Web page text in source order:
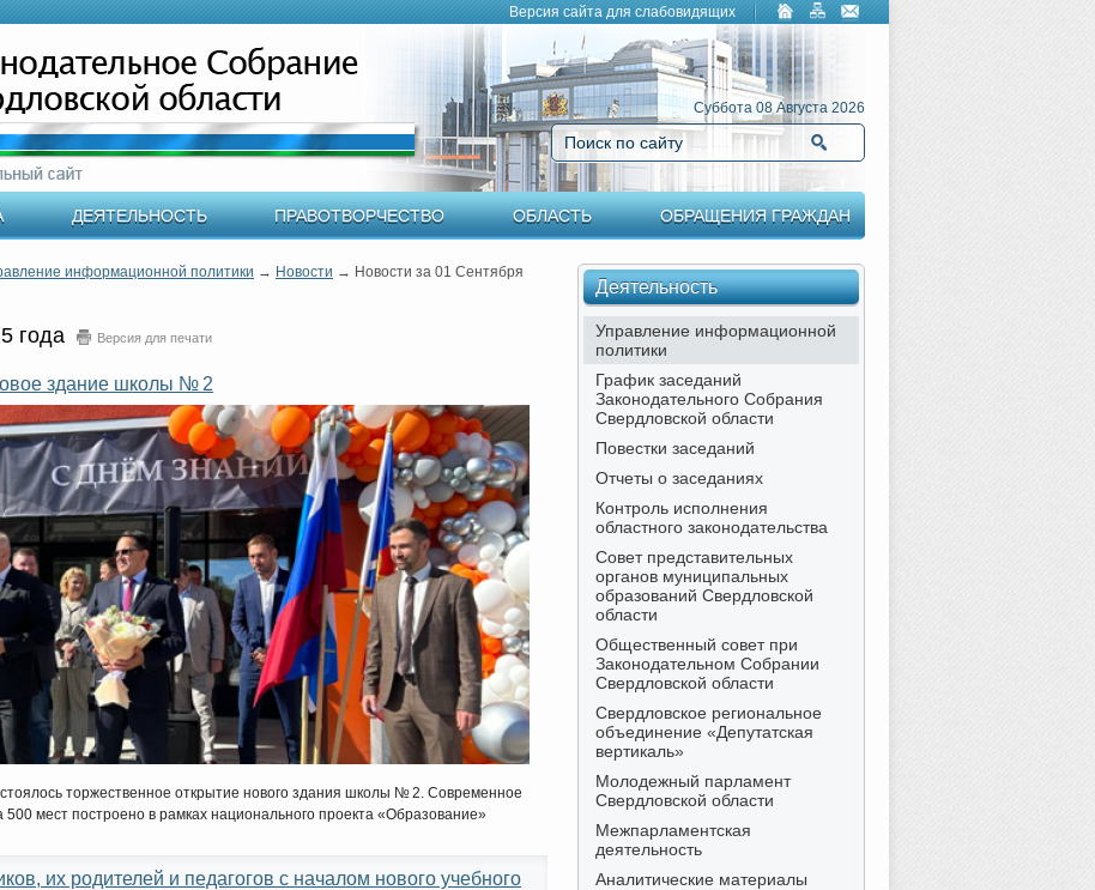
Версия сайта для слабовидящих
Суббота 08 Августа 2026
Поиск по сайту
ДЕЯТЕЛЬНОСТЬ ПРАВОТВОРЧЕСТВО ОБЛАСТЬ ОБРАЩЕНИЯ ГРАЖДАН
информационной политики → Новости → Новости за 01 Сентября
года Версия для печати
здание школы № 2
торжественное открытие нового здания школы № 2. Современное
500 мест построено в рамках национального проекта «Образование»
их родителей и педагогов с началом нового учебного
Деятельность
Управление информационной
политики
График заседаний
Законодательного Собрания
Свердловской области
Повестки заседаний
Отчеты о заседаниях
Контроль исполнения
областного законодательства
Совет представительных
органов муниципальных
образований Свердловской
области
Общественный совет при
Законодательном Собрании
Свердловской области
Свердловское региональное
объединение «Депутатская
вертикаль»
Молодежный парламент
Свердловской области
Межпарламентская
деятельность
Аналитические материалы